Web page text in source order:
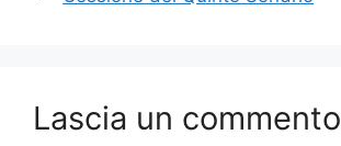
Lascia un commento